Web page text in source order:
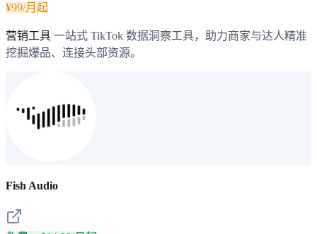
¥99/月起
营销工具 一站式 TikTok 数据洞察工具，助力商家与达人精准
挖掘爆品、连接头部资源。
Fish Audio